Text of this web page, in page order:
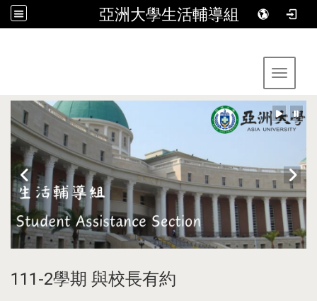
亞洲大學生活輔導組
Toggle
111-2學期 與校長有約